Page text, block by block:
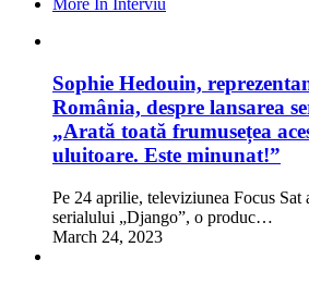
More In Interviu
Sophie Hedouin,
România, despre lansarea
„Arată toată frumusețea
uluitoare. Este minunat!”
Pe 24 aprilie, televiziunea Focus Sat
serialului „Django”, o produc…
March 24, 2023